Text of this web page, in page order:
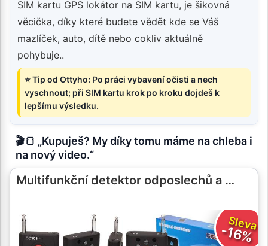
SIM kartu GPS lokátor na SIM kartu, je šikovná
věcička, díky které budete vědět kde se Váš
mazlíček, auto, dítě nebo cokliv aktuálně
pohybuje..
⭐ Tip od Ottyho: Po práci vybavení očisti a nech
vyschnout; při SIM kartu krok po kroku dojdeš k
lepšímu výsledku.
🎬🍞 „Kupuješ? My díky tomu máme na chleba i
na nový video.“
Multifunkční detektor odposlechů a …
Sleva
-16%